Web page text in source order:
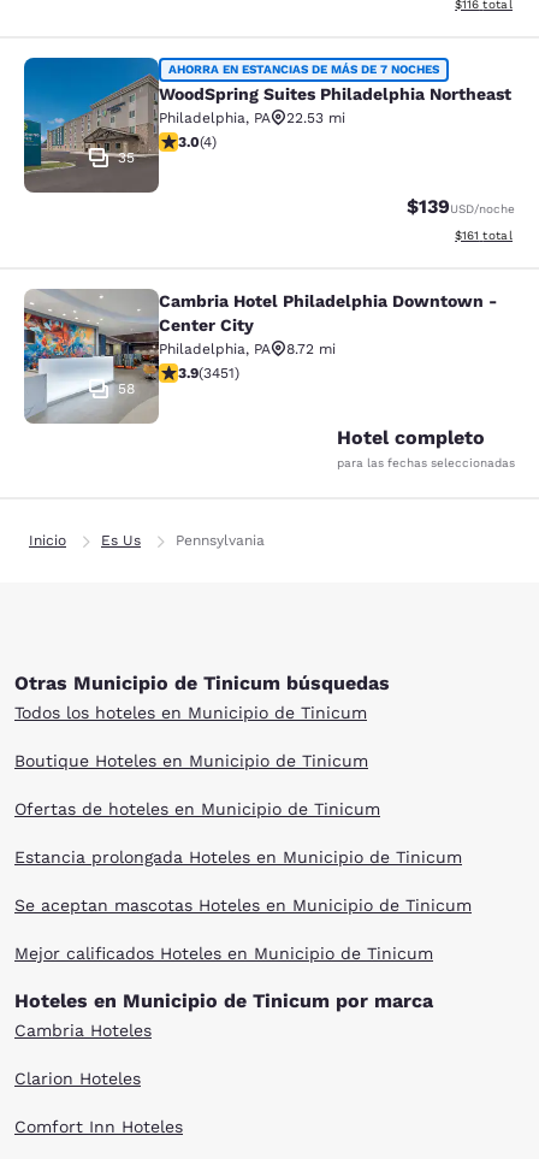
Ver detalles
$116 total
WoodSpring Suites Philadelphia
35
AHORRA EN ESTANCIAS DE MÁS DE 7 NOCHES
WoodSpring Suites Philadelphia Northeast
Philadelphia, PA
22.53 mi
calificación de 3 estrellas. Feria. 4 reseñas
3.0(4)
$139USD/noche
Ver detalles
$161 total
Cambria Hotel Philadelphia
58
Cambria Hotel Philadelphia Downtown -
Center City
Philadelphia, PA
8.72 mi
calificación de 3.89 estrellas. Bueno. 3451 reseñas
3.9(3451)
Hotel completo
para las fechas seleccionadas
Inicio Es Us Pennsylvania
Otras Municipio de Tinicum búsquedas
Todos los hoteles en Municipio de Tinicum
Boutique Hoteles en Municipio de Tinicum
Ofertas de hoteles en Municipio de Tinicum
Estancia prolongada Hoteles en Municipio de Tinicum
Se aceptan mascotas Hoteles en Municipio de Tinicum
Mejor calificados Hoteles en Municipio de Tinicum
Hoteles en Municipio de Tinicum por marca
Cambria Hoteles
Clarion Hoteles
Comfort Inn Hoteles